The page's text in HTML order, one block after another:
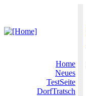
Home
Neues
TestSeite
DorfTratsch